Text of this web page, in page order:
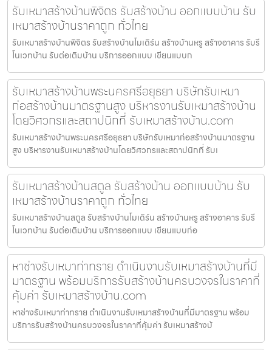
รับเหมาสร้างบ้านพิจิตร รับสร้างบ้าน ออกแบบบ้าน รับ
เหมาสร้างบ้านราคาถูก ทั่วไทย
รับเหมาสร้างบ้านพิจิตร รับสร้างบ้านโมเดิร์น สร้างบ้านหรู สร้างอาคาร รับรี
โนเวทบ้าน รับต่อเติมบ้าน บริการออกแบบ เขียนแบบก
รับเหมาสร้างบ้านพระนครศรีอยุธยา บริษัทรับเหมา
ก่อสร้างบ้านมาตรฐานสูง บริหารงานรับเหมาสร้างบ้าน
โดยวิศวกรและสถาปนิกที่ รับเหมาสร้างบ้าน.com
รับเหมาสร้างบ้านพระนครศรีอยุธยา บริษัทรับเหมาก่อสร้างบ้านมาตรฐาน
สูง บริหารงานรับเหมาสร้างบ้านโดยวิศวกรและสถาปนิกที่ รับเ
รับเหมาสร้างบ้านสตูล รับสร้างบ้าน ออกแบบบ้าน รับ
เหมาสร้างบ้านราคาถูก ทั่วไทย
รับเหมาสร้างบ้านสตูล รับสร้างบ้านโมเดิร์น สร้างบ้านหรู สร้างอาคาร รับรี
โนเวทบ้าน รับต่อเติมบ้าน บริการออกแบบ เขียนแบบก่อ
หาช่างรับเหมาท่าทราย ดำเนินงานรับเหมาสร้างบ้านที่มี
มาตรฐาน พร้อมบริการรับสร้างบ้านครบวงจรในราคาที่
คุ้มค่า รับเหมาสร้างบ้าน.com
หาช่างรับเหมาท่าทราย ดำเนินงานรับเหมาสร้างบ้านที่มีมาตรฐาน พร้อม
บริการรับสร้างบ้านครบวงจรในราคาที่คุ้มค่า รับเหมาสร้างบ้